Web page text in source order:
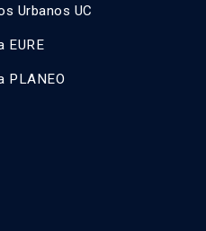
Urbanos UC
EURE
PLANEO